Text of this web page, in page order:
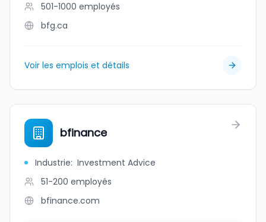
501-1000 employés
bfg.ca
Voir les emplois et détails
bfinance
Industrie: Investment Advice
51-200 employés
bfinance.com